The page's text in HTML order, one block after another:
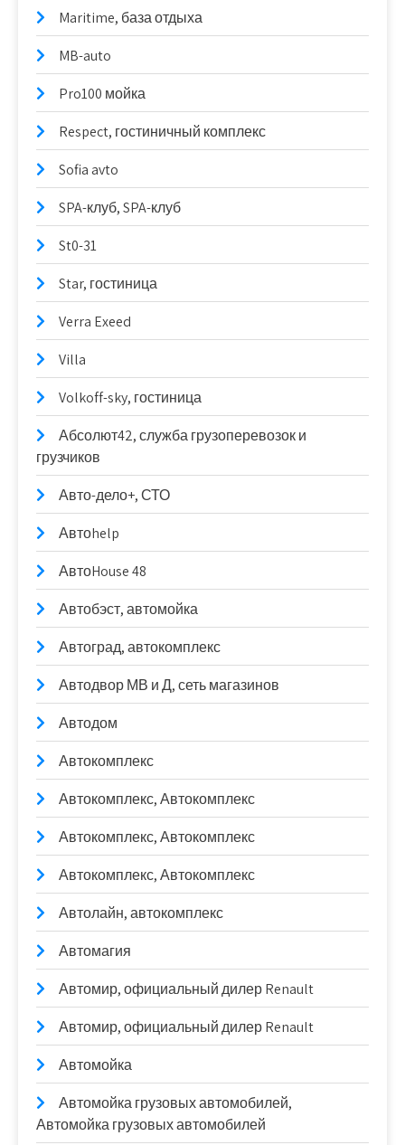
Maritime, база отдыха
MB-auto
Pro100 мойка
Respect, гостиничный комплекс
Sofia avto
SPA-клуб, SPA-клуб
St0-31
Star, гостиница
Verra Exeed
Villa
Volkoff-sky, гостиница
Абсолют42, служба грузоперевозок и
грузчиков
Авто-дело+, СТО
Автоhelp
АвтоHouse 48
Автобэст, автомойка
Автоград, автокомплекс
Автодвор МВ и Д, сеть магазинов
Автодом
Автокомплекс
Автокомплекс, Автокомплекс
Автокомплекс, Автокомплекс
Автокомплекс, Автокомплекс
Автолайн, автокомплекс
Автомагия
Автомир, официальный дилер Renault
Автомир, официальный дилер Renault
Автомойка
Автомойка грузовых автомобилей,
Автомойка грузовых автомобилей